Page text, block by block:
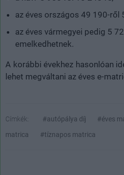
az éves országos 49 190-ről
az éves vármegyei pedig 5
emelkedhetnek.
A korábbi évekhez hasonlóan
lehet megváltani az éves e-
Címkék: #autópálya díj #éves
matrica
#tíznapos matrica